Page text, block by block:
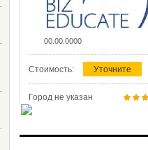
00.00.0000
Стоимость: Уточните
Город не указан